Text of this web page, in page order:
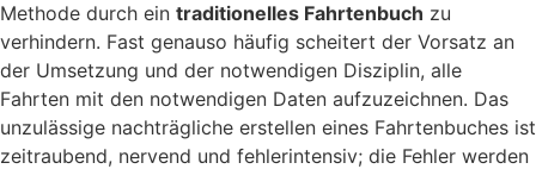
Methode durch ein traditionelles Fahrtenbuch zu
verhindern. Fast genauso häufig scheitert der Vorsatz an
der Umsetzung und der notwendigen Disziplin, alle
Fahrten mit den notwendigen Daten aufzuzeichnen. Das
unzulässige nachträgliche erstellen eines Fahrtenbuches ist
zeitraubend, nervend und fehlerintensiv; die Fehler werden